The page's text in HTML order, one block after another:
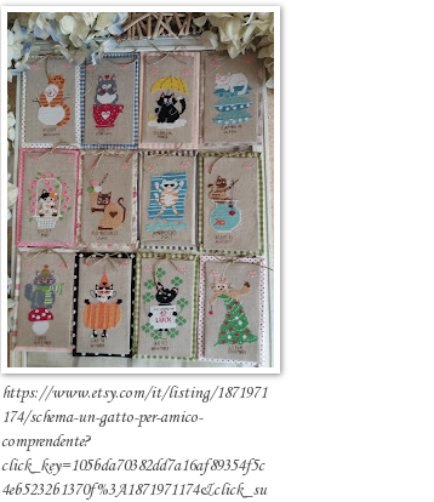
https://www.etsy.com/it/listing/1871971
174/schema-un-gatto-per-amico-
comprendente?
click_key=105bda70382dd7a16af89354f5c
4eb5232b1370f%3A1871971174&click_su